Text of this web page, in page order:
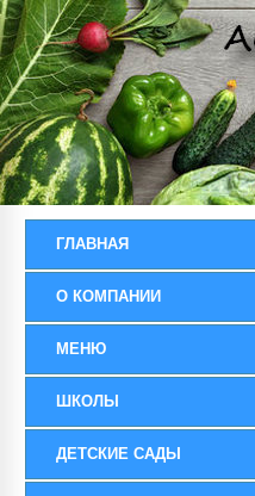
ГЛАВНАЯ
О КОМПАНИИ
МЕНЮ
ШКОЛЫ
ДЕТСКИЕ САДЫ